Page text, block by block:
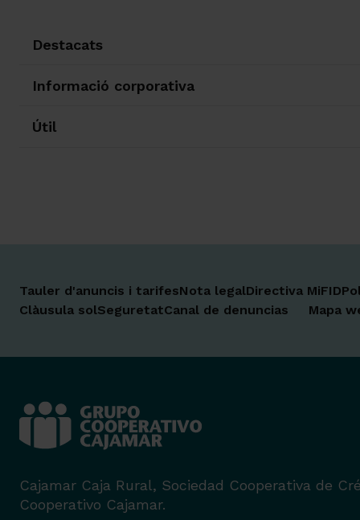
Destacats
Informació corporativa
Útil
Tauler d'anuncis i tarifesNota legalDirectiva MiFID
Clàusula solSeguretatCanal de denuncias Mapa
Cajamar Caja Rural, Sociedad Cooperativa de
Cooperativo Cajamar.